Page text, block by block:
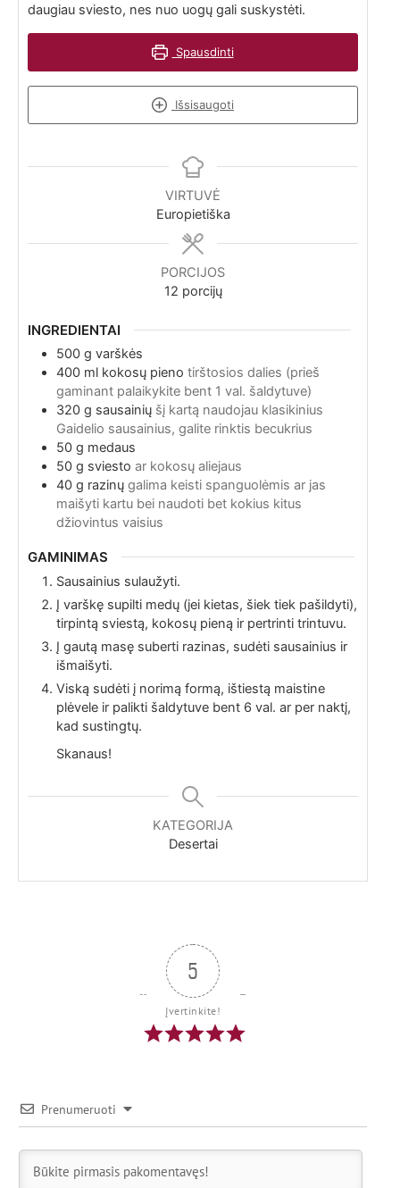
daugiau sviesto, nes nuo uogų gali suskystėti.
Spausdinti
Išsisaugoti
VIRTUVĖ
Europietiška
PORCIJOS
12 porcijų
INGREDIENTAI
500 g varškės
400 ml kokosų pieno tirštosios dalies (prieš
gaminant palaikykite bent 1 val. šaldytuve)
320 g sausainių šį kartą naudojau klasikinius
Gaidelio sausainius, galite rinktis becukrius
50 g medaus
50 g sviesto ar kokosų aliejaus
40 g razinų galima keisti spanguolėmis ar jas
maišyti kartu bei naudoti bet kokius kitus
džiovintus vaisius
GAMINIMAS
Sausainius sulaužyti.
Į varškę supilti medų (jei kietas, šiek tiek pašildyti),
tirpintą sviestą, kokosų pieną ir pertrinti trintuvu.
Į gautą masę suberti razinas, sudėti sausainius ir
išmaišyti.
Viską sudėti į norimą formą, ištiestą maistine
plėvele ir palikti šaldytuve bent 6 val. ar per naktį,
kad sustingtų.
Skanaus!
KATEGORIJA
Desertai
5
Įvertinkite!
Prenumeruoti